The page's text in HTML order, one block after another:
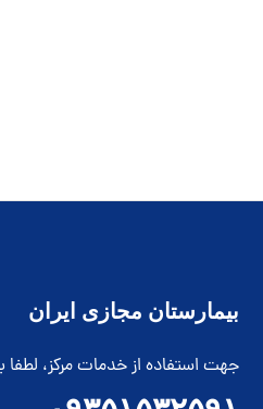
بیمارستان مجازی ایران
جهت استفاده از خدمات مرکز، لطفا